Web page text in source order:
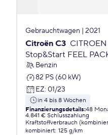
Gebrauchtwagen | 2021
Citroën C3
Stop&Start FEEL
Benzin
82 PS (60 kW)
EZ: 01/23
in 4 bis 8 Wochen
Finanzierungsdetails:48
4.841 € Schlusszahlung
Kraftstoffverbrauch
kombiniert: 125 g/km